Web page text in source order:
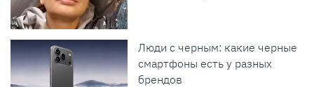
Люди с черным: какие черные
смартфоны есть у разных
брендов